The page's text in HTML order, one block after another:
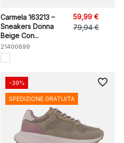
Carmela 163213 –
Sneakers Donna
Beige Con...
21400699
59,99 €
79,94 €
-39%
SPEDIZIONE GRATUITA
favorite_border